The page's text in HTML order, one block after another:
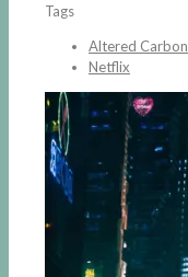
Tags
Altered Carbon
Netflix